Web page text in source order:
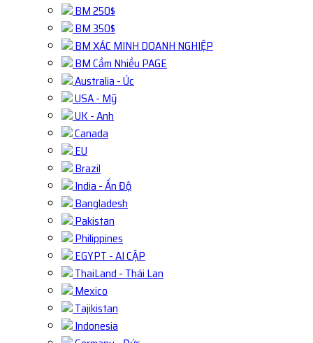
BM 250$
BM 350$
BM XÁC MINH DOANH NGHIỆP
BM Cầm Nhiều PAGE
Australia - Úc
USA - Mỹ
UK - Anh
Canada
EU
Brazil
India - Ấn Độ
Bangladesh
Pakistan
Philippines
EGYPT - AI CẬP
ThaiLand - Thái Lan
Mexico
Tajikistan
Indonesia